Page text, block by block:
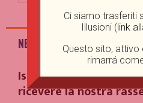
NEWSLETTER
Iscriviti alla nostra
ricevere la nostra
Ci siamo trasferiti
Illusioni (link
Questo sito, attivo
rimarrá